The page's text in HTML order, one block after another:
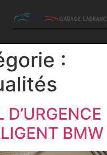
:
D’URGENCE
BMW